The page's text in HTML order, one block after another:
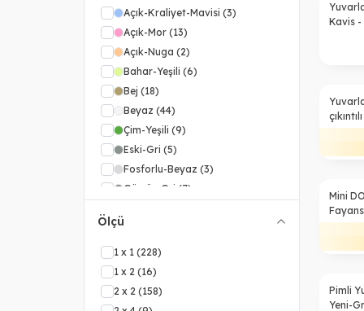
Açık-Kraliyet-Mavisi (3)
Açık-Mor (13)
Açık-Nuga (2)
Bahar-Yeşili (6)
Bej (18)
Beyaz (44)
Çim-Yeşili (9)
Eski-Gri (5)
Fosforlu-Beyaz (3)
Gümüş-Gri (7)
Kırmızı-Turuncu
Koyu-Azur
Koyu-Bej
Koyu-Kahve
Ölçü
1 x 1 (228)
1 x 2 (16)
2 x 2 (158)
Kavis -
%36
%36
Mini
%14
Pimli
Yeni-